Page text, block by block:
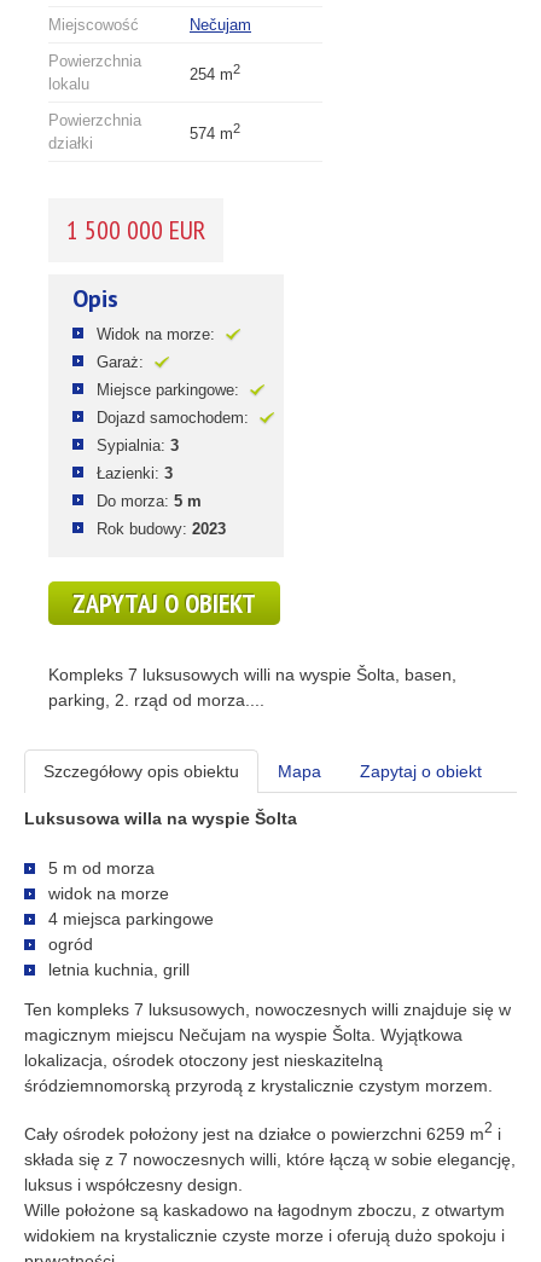
Miejscowość
Nečujam
Powierzchnia
lokalu
254 m2
Powierzchnia
działki
574 m2
1 500 000 EUR
Opis
Widok na morze:
Garaż:
Miejsce parkingowe:
Dojazd samochodem:
Sypialnia: 3
Łazienki: 3
Do morza: 5 m
Rok budowy: 2023
ZAPYTAJ O OBIEKT
Kompleks 7 luksusowych willi na wyspie Šolta, basen,
parking, 2. rząd od morza....
Szczegółowy opis obiektu Mapa Zapytaj o obiekt
Luksusowa willa na wyspie Šolta
5 m od morza
widok na morze
4 miejsca parkingowe
ogród
letnia kuchnia, grill
Ten kompleks 7 luksusowych, nowoczesnych willi znajduje się w
magicznym miejscu Nečujam na wyspie Šolta. Wyjątkowa
lokalizacja, ośrodek otoczony jest nieskazitelną
śródziemnomorską przyrodą z krystalicznie czystym morzem.
Cały ośrodek położony jest na działce o powierzchni 6259 m2 i
składa się z 7 nowoczesnych willi, które łączą w sobie elegancję,
luksus i współczesny design.
Wille położone są kaskadowo na łagodnym zboczu, z otwartym
widokiem na krystalicznie czyste morze i oferują dużo spokoju i